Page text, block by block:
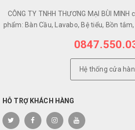
CÔNG TY TNHH THƯƠNG MẠI BÙI
phẩm: Bàn Cầu, Lavabo, Bệ tiểu, Bồn
Hệ thống cửa
HỖ TRỢ KHÁCH HÀNG